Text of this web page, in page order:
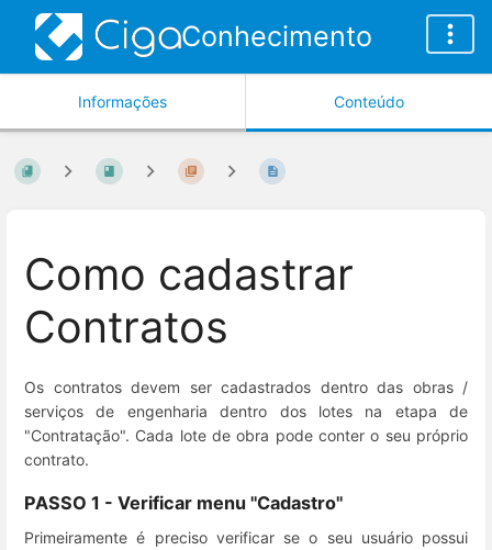
Conhecimento
Informações Conteúdo
Como cadastrar
Contratos
Os contratos devem ser cadastrados dentro das obras /
serviços de engenharia dentro dos lotes na etapa de
"Contratação". Cada lote de obra pode conter o seu próprio
contrato.
PASSO 1 - Verificar menu "Cadastro"
Primeiramente é preciso verificar se o seu usuário possui